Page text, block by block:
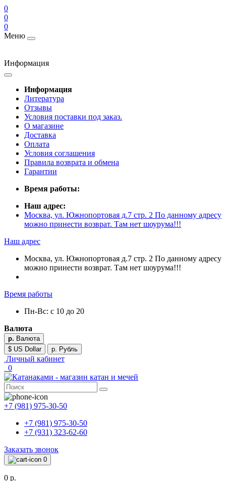
0
0
0
Меню
Информация
Информация
Литература
Отзывы
Условия поставки под заказ.
О магазине
Доставка
Оплата
Условия соглашения
Правила возврата и обмена
Гарантии
Время работы:
Наш адрес:
Москва, ул. Южнопортовая д.7 стр. 2 По данному адресу
можно принести возврат. Там нет шоурума!!!
Наш адрес
Москва, ул. Южнопортовая д.7 стр. 2 По данному адресу
можно принести возврат. Там нет шоурума!!!
Время работы
Пн-Вс: с 10 до 20
Валюта
р. Валюта
$ US Dollar
р. Рубль
Личный кабинет
0
+7 (981) 975-30-50
+7 (981) 975-30-50
+7 (931) 323-62-60
Заказать звонок
0
0 р.